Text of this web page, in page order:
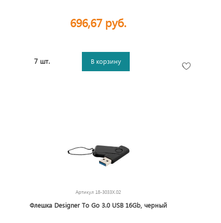
696,67 руб.
7 шт. В корзину
Артикул 18-3033X.02
Флешка Designer To Go 3.0 USB 16Gb, черный